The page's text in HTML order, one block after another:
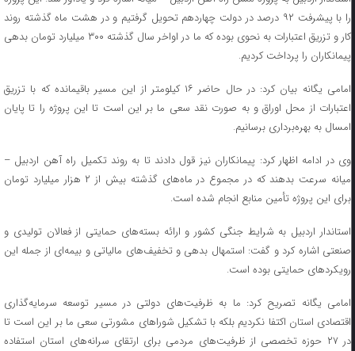
را با پیشرفت ۹۲ درصد در دولت چهاردهم تحویل گرفتیم و در هشت ماه گذشته روند
کار و تزریق اعتبارات به نحوی بوده که ما در اواخر سال گذشته ۳۰۰ میلیارد تومان بدهی
پیمانکاران را پرداخت کردیم.
امامی یگانه بیان کرد: در حال حاضر ۱۶ کیلومتر از این مسیر باقیمانده که با تزریق
اعتبارات از محل اوراق و به صورت نقد سعی ما بر این است تا این پروژه را تا پایان
امسال به بهره‌برداری برسانیم.
وی در ادامه اظهار کرد: پیمانکاران نیز قول دادند تا به روند تکمیل راه آهن اردبیل –
میانه سرعت بدهند که در مجموع در ماه‌های گذشته بیش از ۲ هزار میلیارد تومان
برای این پروژه تأمین منابع انجام شده است.
استاندار اردبیل به شرایط جنگی کشور و ارائه بسته‌های حمایتی از فعالان تولیدی و
صنعتی اشاره کرد و گفت: استمهال بدهی و تخفیف‌های مالیاتی و بیمه‌ای از جمله این
رویکردهای حمایتی بوده است.
امامی یگانه تصریح کرد: ما به ظرفیت‌های دولتی در مسیر توسعه سرمایه‌گذاری
اقتصادی استان اکتفا نکردیم بلکه با تشکیل شوراهای مشورتی سعی ما بر این است تا
در ۲۷ حوزه تخصصی از ظرفیت‌های مردمی برای ارتقای سرانه‌های استان استفاده